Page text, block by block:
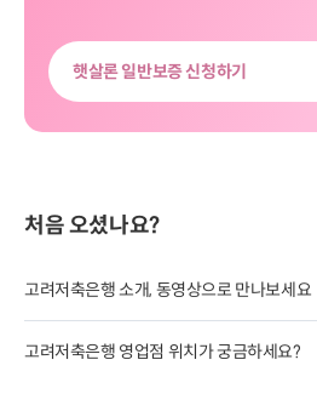
햇살론 일반보증 신청하기
신용대출 신청하기
마이버킷정기적금 살펴보
햇살론 일반보증 신청하
신용대출 신청하기
처음 오셨나요?
고려저축은행 소개, 동영상으로 만나보세요
고려저축은행 영업점 위치가 궁금하세요?